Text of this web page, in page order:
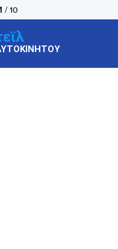
/ 10